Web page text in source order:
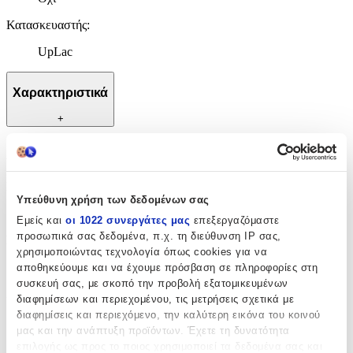
Υπεύθυνη χρήση των δεδομένων σας
Εμείς και οι 1022 συνεργάτες μας επεξεργαζόμαστε
προσωπικά σας δεδομένα, π.χ. τη διεύθυνση IP σας,
χρησιμοποιώντας τεχνολογία όπως cookies για να
αποθηκεύουμε και να έχουμε πρόσβαση σε πληροφορίες στη
συσκευή σας, με σκοπό την προβολή εξατομικευμένων
διαφημίσεων και περιεχομένου, τις μετρήσεις σχετικά με
διαφημίσεις και περιεχόμενο, την καλύτερη εικόνα του κοινού
μας και την ανάπτυξη προϊόντων. Έχετε τη δυνατότητα
Κατασκευαστής:
UpLac
Χαρακτηριστικά
+
Χαρακτηριστικά
Σχήμα:
Pododisc
Χρώμα (Τραχύτητα)
Μαύρο